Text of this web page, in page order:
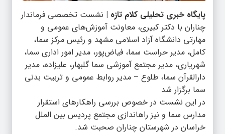
پایگاه خبری تحلیلی کلام تازه | نشست تخصصی فرماندار
چناران با دکتر کبیری، معاونت آموزش‌های عمومی و
مهارتی دانشگاه آزاد اسلامی مشهد و رئیس مرکز سما،
کامل، مدیر حراست سما، فیاض‌پور، مدیر امور اداری سما،
شهریاری، مدیر مجتمع آموزشی سما گلبهار، علیزاده، مدیر
دارالقرآن سما، طلوع – مدیر روابط عمومی و تربیت بدنی
سما برگزار شد
در این نشست در خصوص بررسی راهکارهای استقرار
مدارس سما و نیز راه‎اندازی مجتمع پردیس بین الملل
خراسان در شهرستان چناران صحبت شد.